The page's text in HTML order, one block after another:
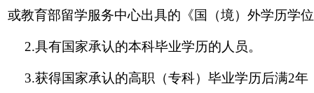
或教育部留学服务中心出具的《国（境）外学历学
2.具有国家承认的本科毕业学历的人员。
3.获得国家承认的高职（专科）毕业学历后满2